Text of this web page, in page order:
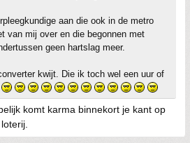
aan die ook in de metro
van mij over en die begonnen met
geen hartslag meer.
kwijt. Die ik toch wel een uur of
komt karma binnekort je kant op